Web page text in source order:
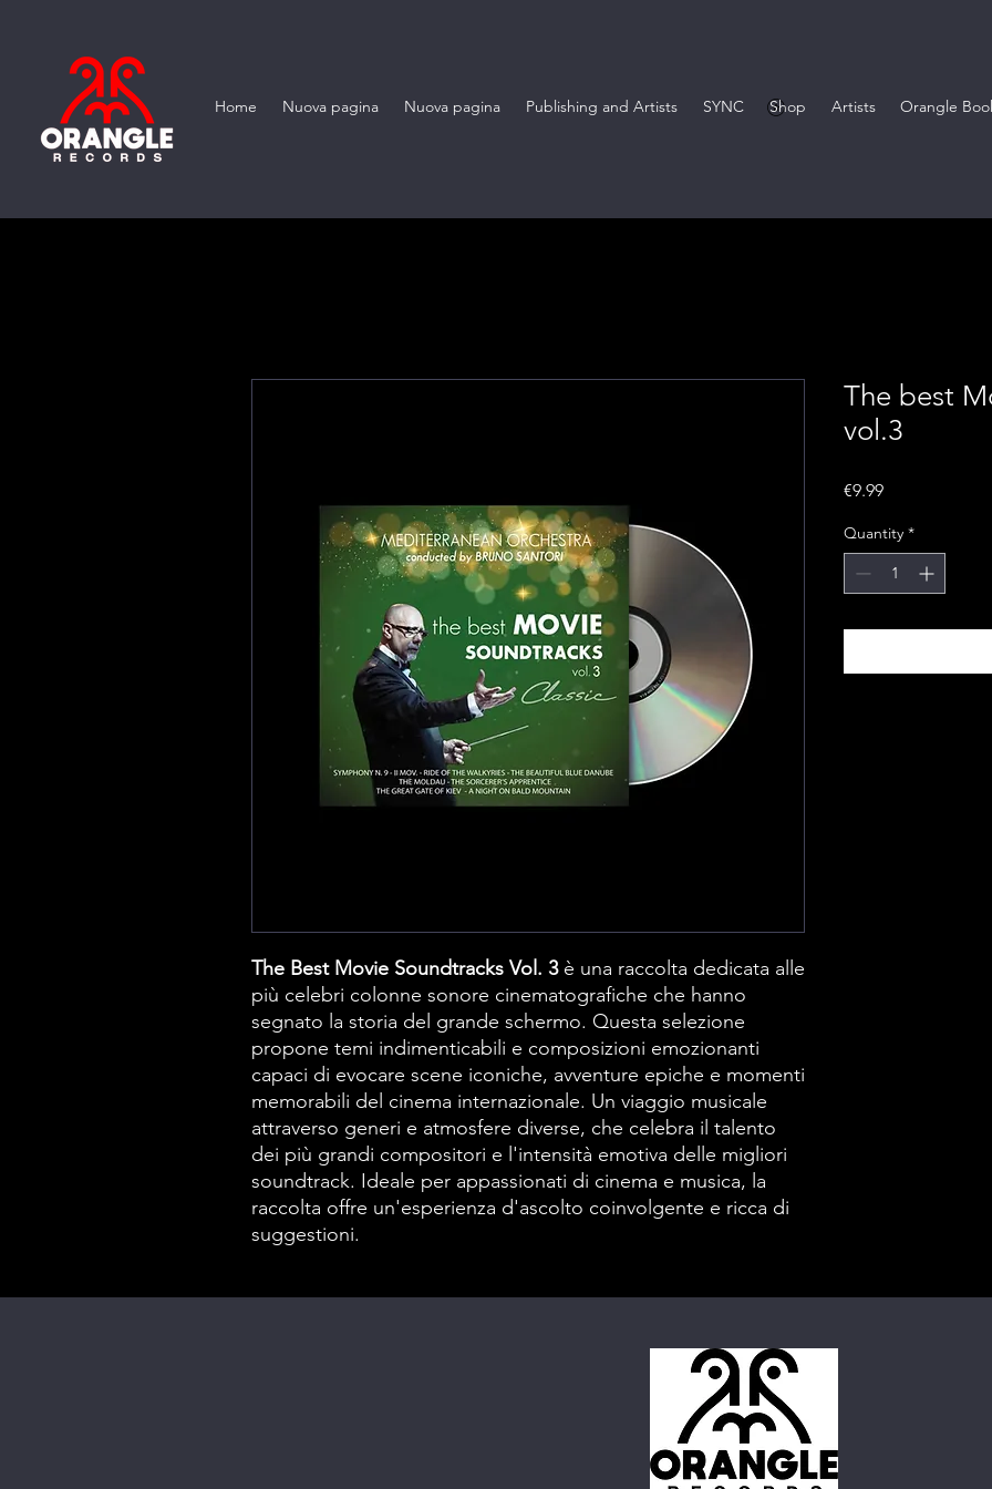
Home Nuova pagina Nuova pagina Publishing and Artists SYNC Shop Artists Orangle
The Best Movie Soundtracks Vol. 3è una raccolta dedicata alle
più celebri colonne sonore cinematografiche che hanno
segnato la storia del grande schermo. Questa selezione
propone temi indimenticabili e composizioni emozionanti
capaci di evocare scene iconiche, avventure epiche e momenti
memorabili del cinema internazionale. Un viaggio musicale
attraverso generi e atmosfere diverse, che celebra il talento
dei più grandi compositori e l'intensità emotiva delle migliori
soundtrack. Ideale per appassionati di cinema e musica, la
raccolta offre un'esperienza d'ascolto coinvolgente e ricca di
suggestioni.
The best
vol.3
€9.99Price
Quantity *